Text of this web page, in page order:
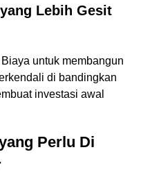
Lebih Gesit
untuk membangun
di bandingkan
investasi awal
Perlu Di